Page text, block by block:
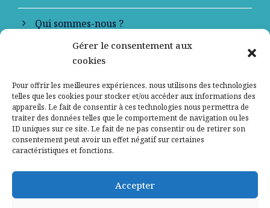
Gérer le consentement aux
cookies
Pour offrir les meilleures expériences, nous utilisons des technologies
telles que les cookies pour stocker et/ou accéder aux informations des
appareils. Le fait de consentir à ces technologies nous permettra de
traiter des données telles que le comportement de navigation ou les
ID uniques sur ce site. Le fait de ne pas consentir ou de retirer son
consentement peut avoir un effet négatif sur certaines
caractéristiques et fonctions.
Accepter
Qui sommes-nous ?
Contactez-nous
Mentions légales
Politique de confidentialité